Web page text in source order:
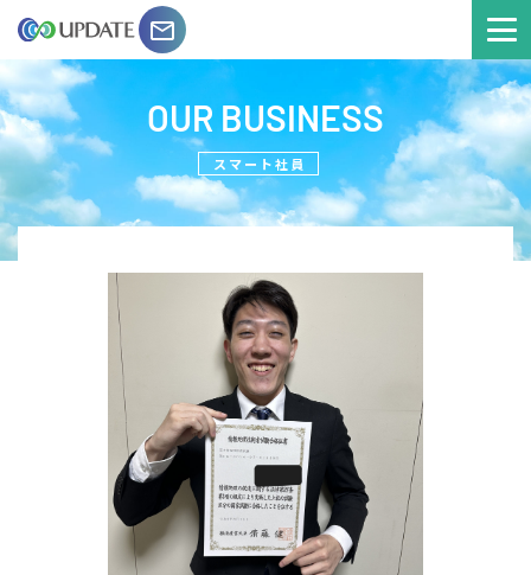
email
OUR BUSINESS
スマート社員